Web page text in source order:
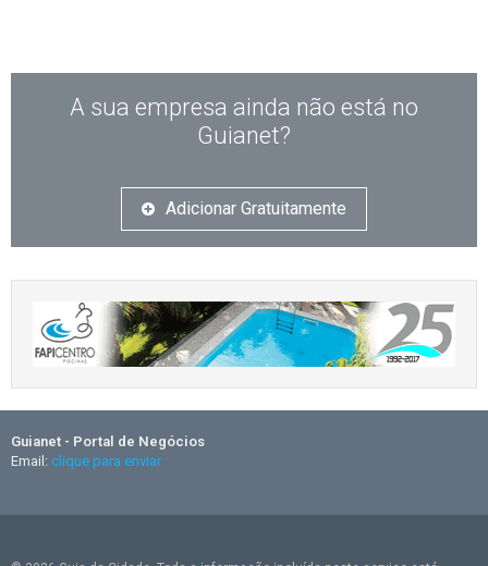
A sua empresa ainda não está no
Guianet?
Adicionar Gratuitamente
Guianet - Portal de Negócios
Email: clique para enviar